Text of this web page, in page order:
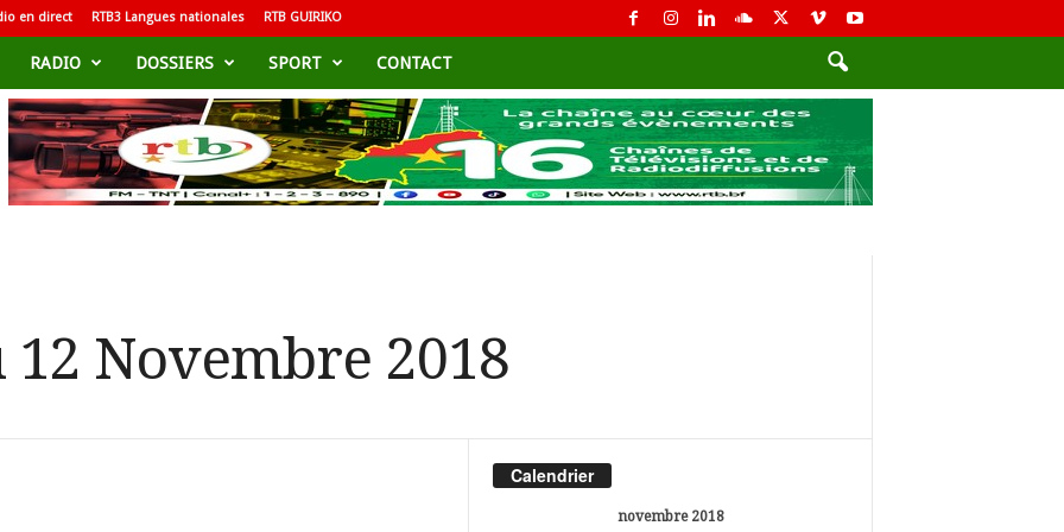
en direct RTB3 Langues nationales RTB GUIRIKO
RADIO DOSSIERS SPORT CONTACT
12 Novembre 2018
Calendrier
novembre 2018